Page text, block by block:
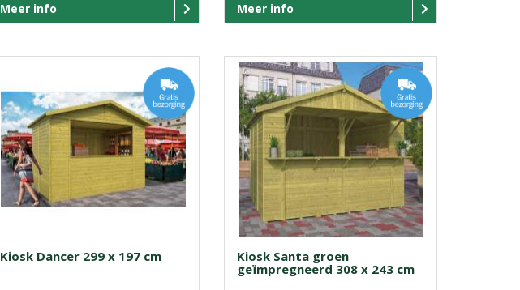
Meer info Meer info
Kiosk Dancer 299 x 197 cm
Kiosk Santa groen
geïmpregneerd 308 x 243 cm